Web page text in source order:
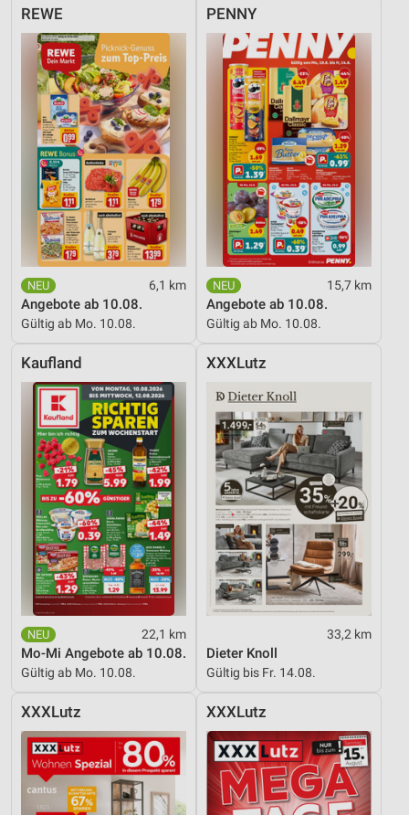
REWE
6,1 km
Angebote ab 10.08.
Gültig ab Mo. 10.08.
PENNY
15,7 km
Angebote ab 10.08.
Gültig ab Mo. 10.08.
Kaufland
22,1 km
Mo-Mi Angebote ab 10.08.
Gültig ab Mo. 10.08.
XXXLutz
33,2 km
Dieter Knoll
Gültig bis Fr. 14.08.
XXXLutz XXXLutz